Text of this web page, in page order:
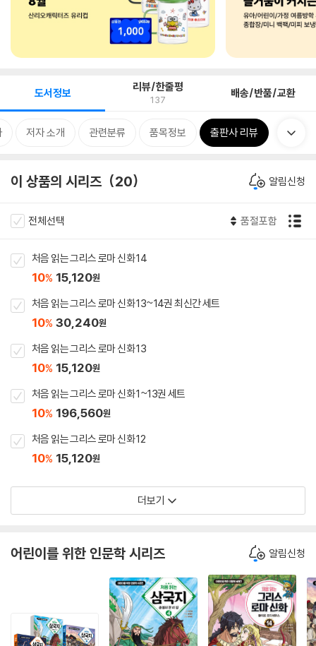
도서정보 리뷰/한줄평
137 배송/반품/교환
저자 소개 관련분류 품목정보 출판사 리뷰
이 상품의 시리즈 20 알림신청
전체선택 품절포함
처음 읽는 그리스 로마 신화 14
10% 15,120원
처음 읽는 그리스 로마 신화 13~14권 최신간 세트
10% 30,240원
처음 읽는 그리스 로마 신화 13
10% 15,120원
처음 읽는 그리스 로마 신화 1~13권 세트
10% 196,560원
처음 읽는 그리스 로마 신화 12
10% 15,120원
더보기
어린이를 위한 인문학 시리즈 알림신청